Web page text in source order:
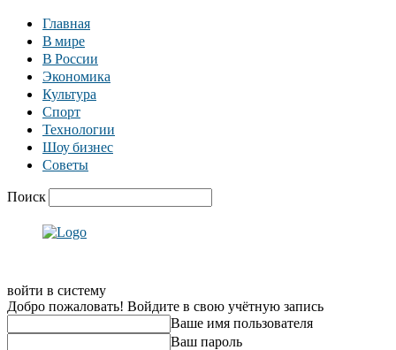
Главная
В мире
В России
Экономика
Культура
Спорт
Технологии
Шоу бизнес
Советы
Поиск
войти в систему
Добро пожаловать! Войдите в свою учётную запись
Ваше имя пользователя
Ваш пароль